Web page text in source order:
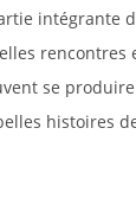
intégrante
se
histoires